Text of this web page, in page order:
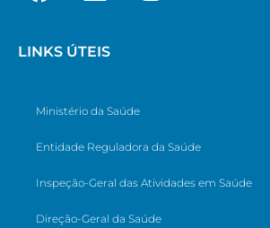
LINKS ÚTEIS
Ministério da Saúde
Entidade Reguladora da Saúde
Inspeção-Geral das Atividades em Saúde
Direção-Geral da Saúde